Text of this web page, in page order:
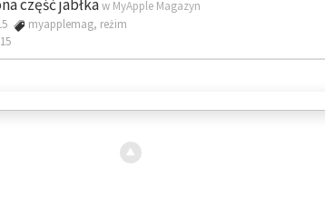
część jabłkaw MyApple Magazyn
myapplemag, reżim